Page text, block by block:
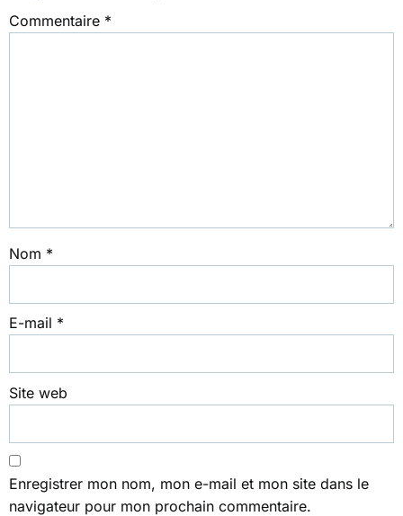
Commentaire *
Nom *
E-mail *
Site web
Enregistrer mon nom, mon e-mail et mon site dans le
navigateur pour mon prochain commentaire.